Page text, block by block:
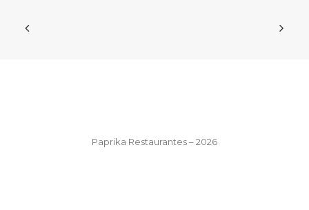
Paprika Restaurantes – 2026